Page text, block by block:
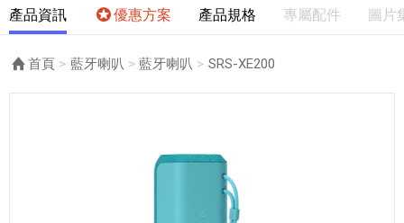
產品資訊 優惠方案 產品規格 專屬配件 圖片
首頁 藍牙喇叭 藍牙喇叭 目前頁面：
SRS-XE200